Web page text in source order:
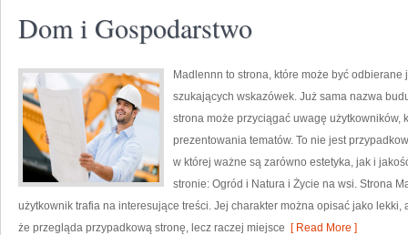
Dom i Gospodarstwo
Madlennn to strona, które może być
szukających wskazówek. Już sama nazwa
strona może przyciągać uwagę użytkowników,
prezentowania tematów. To nie jest
w której ważne są zarówno estetyka, jak i
stronie: Ogród i Natura i Życie na wsi. Strona
użytkownik trafia na interesujące treści. Jej charakter można opisać jako
że przegląda przypadkową stronę, lecz raczej miejsce [ Read More ]